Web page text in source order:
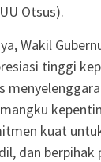
Otsus).
Wakil
tinggi
kuat
dan